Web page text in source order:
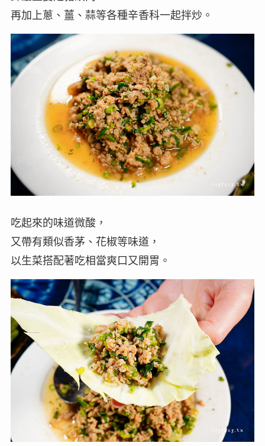
再加上蔥、薑、蒜等各種辛香科一起拌炒。
吃起來的味道微酸，
又帶有類似香茅、花椒等味道，
以生菜搭配著吃相當爽口又開胃。